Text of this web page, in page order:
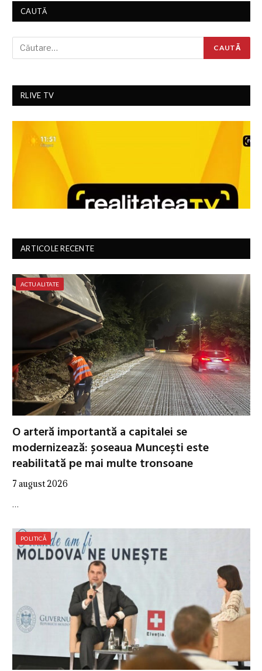
CAUTĂ
RLIVE TV
ARTICOLE RECENTE
ACTUALITATE
O arteră importantă a capitalei se
modernizează: șoseaua Muncești este
reabilitată pe mai multe tronsoane
7 august 2026
…
POLITICĂ